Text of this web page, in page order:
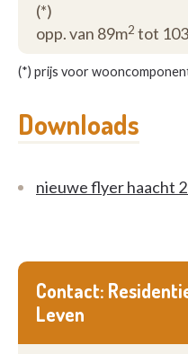
(*)
opp. van 89m2 tot
(*) prijs voor
Downloads
nieuwe flyer haacht
Contact:
Leven